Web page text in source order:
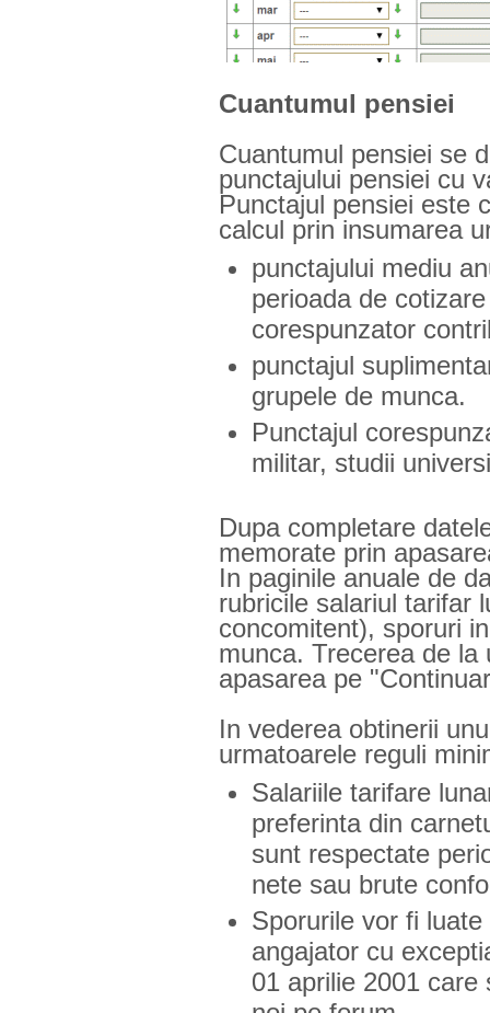
Cuantumul pensiei
Cuantumul pensiei se
punctajului pensiei cu
Punctajul pensiei este
calcul prin insumarea
punctajului mediu
perioada de
corespunzator
punctajul
grupele de munca.
Punctajul
militar, studii
Dupa completare
memorate prin
In paginile anuale de
rubricile salariul tarifar
concomitent), sporuri
munca. Trecerea de
apasarea pe
In vederea obtinerii
urmatoarele reguli
Salariile tarifare
preferinta din
sunt respectate
nete sau brute
Sporurile vor fi
angajator cu
01 aprilie 2001